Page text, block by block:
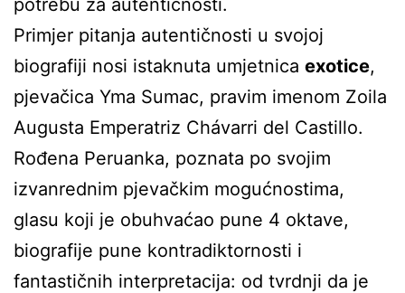
Primjer pitanja autentičnosti u svojoj
biografiji nosi istaknuta umjetnica exotice,
pjevačica Yma Sumac, pravim imenom Zoila
Augusta Emperatriz Chávarri del Castillo.
Rođena Peruanka, poznata po svojim
izvanrednim pjevačkim mogućnostima,
glasu koji je obuhvaćao pune 4 oktave,
biografije pune kontradiktornosti i
fantastičnih interpretacija: od tvrdnji da je